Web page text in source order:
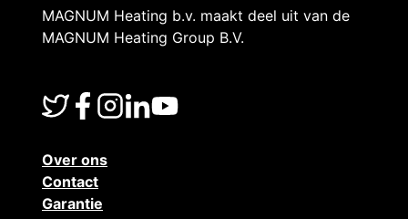
MAGNUM Heating b.v. maakt deel uit van de
MAGNUM Heating Group B.V.
Over ons
Contact
Garantie